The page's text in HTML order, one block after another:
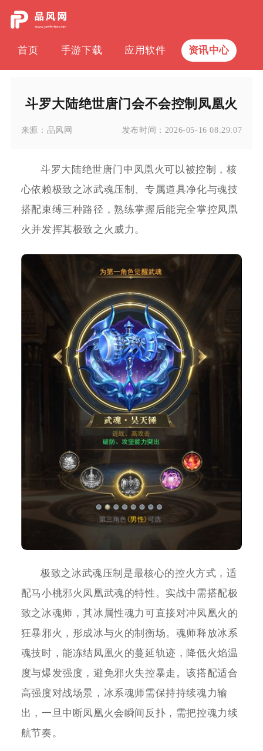
首页 手游下载 应用软件 资讯中心
斗罗大陆绝世唐门会不会控制凤凰火
来源： 品风网 发布时间： 2026-05-16 08:29:07
斗罗大陆绝世唐门中凤凰火可以被控制，核
心依赖极致之冰武魂压制、专属道具净化与魂技
搭配束缚三种路径，熟练掌握后能完全掌控凤凰
火并发挥其极致之火威力。
极致之冰武魂压制是最核心的控火方式，适
配马小桃邪火凤凰武魂的特性。实战中需搭配极
致之冰魂师，其冰属性魂力可直接对冲凤凰火的
狂暴邪火，形成冰与火的制衡场。魂师释放冰系
魂技时，能冻结凤凰火的蔓延轨迹，降低火焰温
度与爆发强度，避免邪火失控暴走。该搭配适合
高强度对战场景，冰系魂师需保持持续魂力输
出，一旦中断凤凰火会瞬间反扑，需把控魂力续
航节奏。